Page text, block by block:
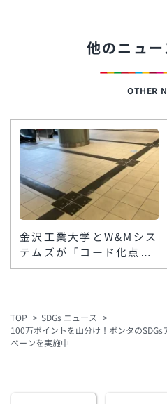
他のニュ
OTHER
金沢工業大学とW&Mシス
テムズが「コード化点字
ブロック」を楽天地ビル
TOP
SDGs ニュース
100万ポイントを山分け！ポンタの
ペーンを実施中